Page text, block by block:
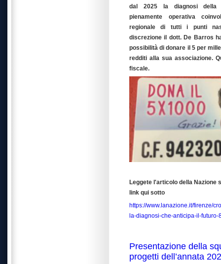
dal 2025 la diagnosi della
pienamente operativa
regionale di tutti i punti
discrezione il dott. De Barros
possibilità di donare il 5 per
redditi alla sua associazione.
fiscale.
Leggete l'articolo della Nazione
link qui sotto
https://www.lanazione.it/firenze/
la-diagnosi-che-anticipa-il-futuro-
Presentazione della
progetti dell’annata